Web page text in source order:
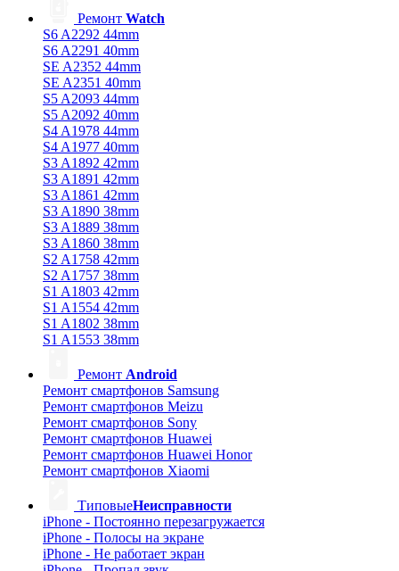
Ремонт Watch
S6 A2292 44mm
S6 A2291 40mm
SE A2352 44mm
SE A2351 40mm
S5 A2093 44mm
S5 A2092 40mm
S4 A1978 44mm
S4 A1977 40mm
S3 A1892 42mm
S3 A1891 42mm
S3 A1861 42mm
S3 A1890 38mm
S3 A1889 38mm
S3 A1860 38mm
S2 A1758 42mm
S2 A1757 38mm
S1 A1803 42mm
S1 A1554 42mm
S1 A1802 38mm
S1 A1553 38mm
Ремонт Android
Ремонт смартфонов Samsung
Ремонт смартфонов Meizu
Ремонт смартфонов Sony
Ремонт смартфонов Huawei
Ремонт смартфонов Huawei Honor
Ремонт смартфонов Xiaomi
ТиповыеНеисправности
iPhone - Постоянно перезагружается
iPhone - Полосы на экране
iPhone - Не работает экран